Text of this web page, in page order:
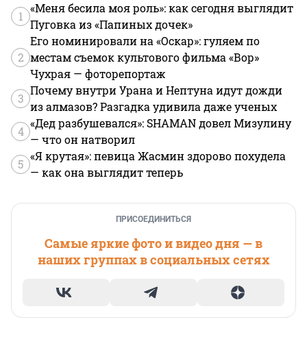
1
«Меня бесила моя роль»: как сегодня выглядит
Пуговка из «Папиных дочек»
2
Его номинировали на «Оскар»: гуляем по
местам съемок культового фильма «Вор»
Чухрая — фоторепортаж
3
Почему внутри Урана и Нептуна идут дожди
из алмазов? Разгадка удивила даже ученых
4
«Дед разбушевался»: SHAMAN довел Мизулину
— что он натворил
5
«Я крутая»: певица Жасмин здорово похудела
— как она выглядит теперь
ПРИСОЕДИНИТЬСЯ
Самые яркие фото и видео дня — в
наших группах в социальных сетях